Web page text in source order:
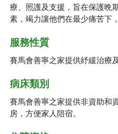
療、照護及支援，旨在保護晩
素，竭力讓他們在最少痛苦下
服務性質
賽馬會善寧之家提供紓緩治療
病床類別
賽馬會善寧之家提供非資助和
房，方便家人陪宿。